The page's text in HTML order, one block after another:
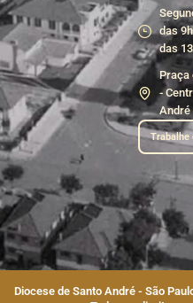
das
das
Praça
-
André
Trabalhe
Diocese de Santo André - São